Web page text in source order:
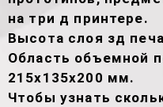
на три д принтере.
Высота слоя зд
Область объемной
215х135х200 мм.
Чтобы узнать